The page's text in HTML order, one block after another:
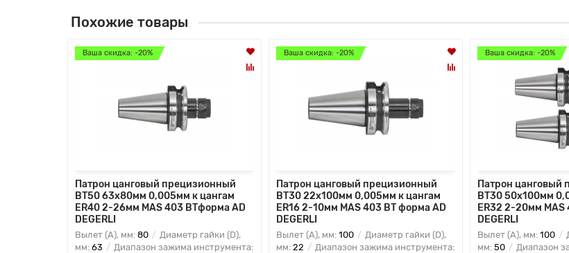
Похожие товары
Ваша скидка: -20%
Патрон цанговый прецизионный
BT50 63x80мм 0,005мм к цангам
ER40 2-26мм MAS 403 BTформа AD
DEGERLI
Вылет (A), мм: 80
Диаметр гайки (D),
мм: 63
Диапазон зажима инструмента:
Ваша скидка: -20%
Патрон цанговый прецизионный
BT30 22x100мм 0,005мм к цангам
ER16 2-10мм MAS 403 BT форма AD
DEGERLI
Вылет (A), мм: 100
Диаметр гайки (D),
мм: 22
Диапазон зажима инструмента:
Ваша скидка: -20%
Патрон цанговый
BT30 50x100мм
ER32 2-20мм
DEGERLI
Вылет (A), мм: 100
мм: 50
Диапазон